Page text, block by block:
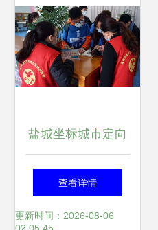
务
盐城坐标城市定向
赛盐都区图书馆赛
区圆满落幕 助力地
查看详情
更新时间：2026-08-06